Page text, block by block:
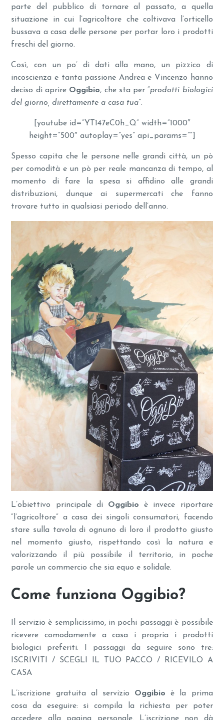
parte del pubblico di tornare al passato, a quella
situazione in cui l’agricoltore che coltivava l’orticello
bussava a casa delle persone per portar loro i prodotti
freschi del giorno.
Così, con un po’ di dati alla mano, un pizzico di
incoscienza e tanta passione Andrea e Vincenzo hanno
deciso di aprireOggibio, che sta per “prodotti biologici
del giorno, direttamente a casa tua”.
[youtube id=”YT147eC0h_Q” width=”1000″
height=”500″ autoplay=”yes” api_params=””]
Spesso capita che le persone nelle grandi città, un pò
per comodità e un pò per reale mancanza di tempo, al
momento di fare la spesa si affidino alle grandi
distribuzioni, dunque ai supermercati che fanno
trovare tutto in qualsiasi periodo dell’anno.
L’obiettivo principale di Oggibio è invece riportare
“l’agricoltore” a casa dei singoli consumatori, facendo
stare sulla tavola di ognuno di loro il prodotto giusto
nel momento giusto, rispettando così la natura e
valorizzando il più possibile il territorio, in poche
parole un commercio che sia equo e solidale.
Come funziona Oggibio?
Il servizio è semplicissimo, in pochi passaggi è possibile
ricevere comodamente a casa i propria i prodotti
biologici preferiti. I passaggi da seguire sono tre:
ISCRIVITI / SCEGLI IL TUO PACCO / RICEVILO A
CASA
L’iscrizione gratuita al servizio Oggibio è la prima
cosa da eseguire: si compila la richiesta per poter